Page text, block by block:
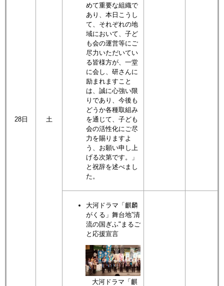
28日 土
めて重要な組織で
あり、本日こうし
て、それぞれの地
域において、子ど
も会の運営等にご
尽力いただいてい
る皆様方が、一堂
に会し、研さんに
励まれますこと
は、誠に心強い限
りであり、今後も
どうか各種取組み
を通じて、子ども
会の活性化にご尽
力を賜りますよ
う、お願い申し上
げる次第です。」
と祝辞を述べまし
た。
大河ドラマ「麒麟
がくる」舞台地”清
流の国ぎふ"まるご
と応援宣言
大河ドラマ「麒